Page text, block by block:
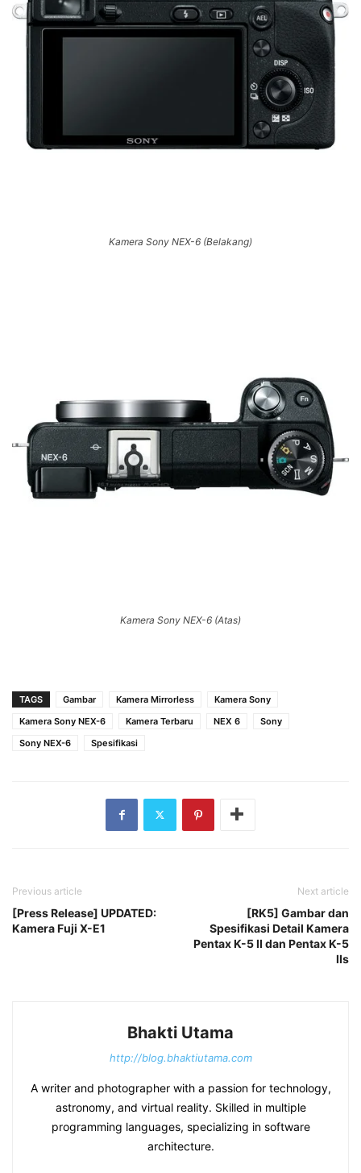
Kamera Sony NEX-6 (Belakang)
Kamera Sony NEX-6 (Atas)
TAGS Gambar Kamera Mirrorless
Kamera Sony
Kamera Sony NEX-6
Kamera Terbaru NEX 6
Sony
Sony NEX-6
Spesifikasi
Previous article
[Press Release] UPDATED:
Kamera Fuji X-E1
Next article
[RK5] Gambar dan
Spesifikasi Detail Kamera
Pentax K-5 II dan Pentax K-5
IIs
Bhakti Utama
http://blog.bhaktiutama.com
A writer and photographer with a passion for technology,
astronomy, and virtual reality. Skilled in multiple
programming languages, specializing in software
architecture.